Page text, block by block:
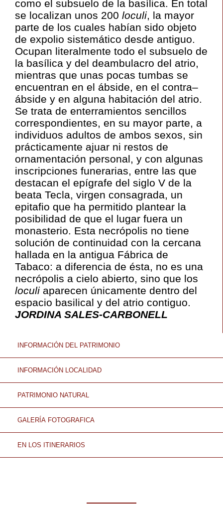
INFORMACIÓN DEL PATRIMONIO
INFORMACIÓN LOCALIDAD
PATRIMONIO NATURAL
GALERÍA FOTOGRAFICA
EN LOS ITINERARIOS
como el subsuelo de la basílica. En total
se localizan unos 200 loculi, la mayor
parte de los cuales habían sido objeto
de expolio sistemático desde antiguo.
Ocupan literalmente todo el subsuelo de
la basílica y del deambulacro del atrio,
mientras que unas pocas tumbas se
encuentran en el ábside, en el contra–
ábside y en alguna habitación del atrio.
Se trata de enterramientos sencillos
correspondientes, en su mayor parte, a
individuos adultos de ambos sexos, sin
prácticamente ajuar ni restos de
ornamentación personal, y con algunas
inscripciones funerarias, entre las que
destacan el epígrafe del siglo V de la
beata Tecla, virgen consagrada, un
epitafio que ha permitido plantear la
posibilidad de que el lugar fuera un
monasterio. Esta necrópolis no tiene
solución de continuidad con la cercana
hallada en la antigua Fábrica de
Tabaco: a diferencia de ésta, no es una
necrópolis a cielo abierto, sino que los
loculi aparecen únicamente dentro del
espacio basilical y del atrio contiguo.
JORDINA SALES-CARBONELL